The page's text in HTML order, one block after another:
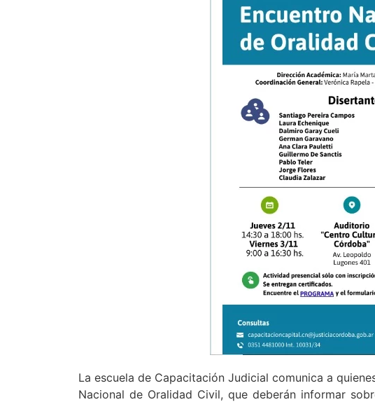
La escuela de Capacitación Judicial comunica a
Nacional de Oralidad Civil, que deberán informar